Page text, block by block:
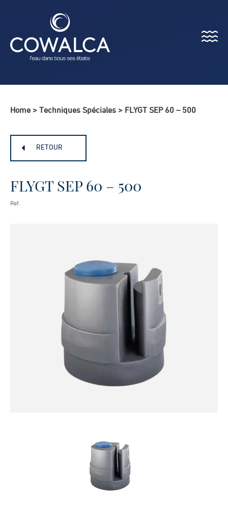
Menu
Home > Techniques Spéciales > FLYGT SEP 60 – 500
RETOUR
FLYGT SEP 60 – 500
Ref.